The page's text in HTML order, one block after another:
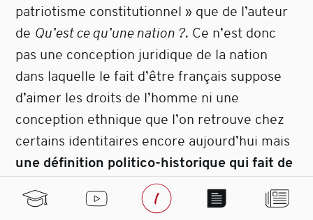
patriotisme constitutionnel » que de l’auteur
de Qu’est ce qu’une nation ?. Ce n’est donc
pas une conception juridique de la nation
dans laquelle le fait d’être français suppose
d’aimer les droits de l’homme ni une
conception ethnique que l’on retrouve chez
certains identitaires encore aujourd’hui mais
une définition politico-historique qui fait de
la nation une réalité spirituelle, sacré qui
subsume la raison et le sentiment
« qu’est